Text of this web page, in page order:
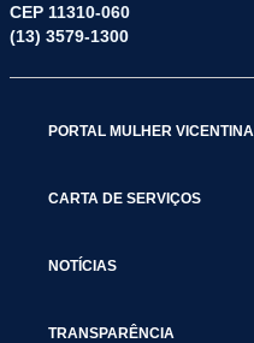
CEP 11310-060
(13) 3579-1300
PORTAL MULHER VICENTINA
CARTA DE SERVIÇOS
NOTÍCIAS
TRANSPARÊNCIA